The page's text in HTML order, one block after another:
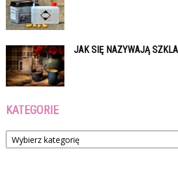
JAK SIĘ NAZYWAJĄ
KATEGORIE
Kategorie